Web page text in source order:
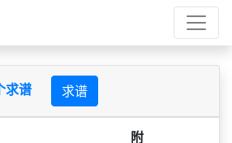
求谱 求谱
附